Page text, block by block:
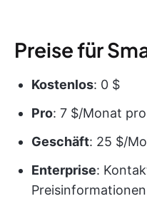
Preise für
Kostenlos: 0 $
Pro: 7 $/Monat
Geschäft: 25 $/
Enterprise:
Preisinformationen